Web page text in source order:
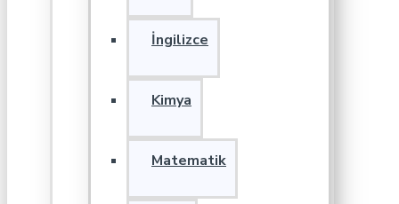
İngilizce
Kimya
Matematik